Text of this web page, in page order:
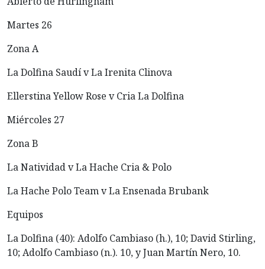
Martes 26
Zona A
La Dolfina Saudí v La Irenita Clinova
Ellerstina Yellow Rose v Cria La Dolfina
Miércoles 27
Zona B
La Natividad v La Hache Cria & Polo
La Hache Polo Team v La Ensenada Brubank
Equipos
La Dolfina (40): Adolfo Cambiaso (h.), 10; David Stirling,
10; Adolfo Cambiaso (n.). 10, y Juan Martín Nero, 10.